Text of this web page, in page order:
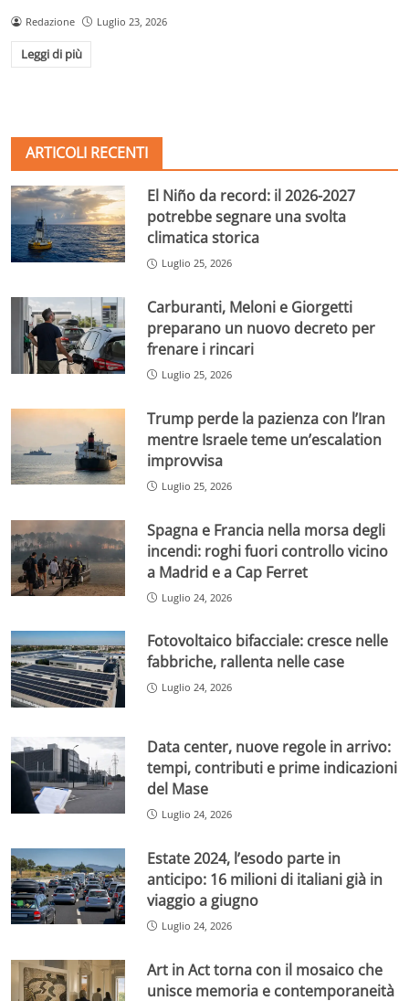
Redazione Luglio 23, 2026
Leggi di più
ARTICOLI RECENTI
El Niño da record: il 2026-2027
potrebbe segnare una svolta
climatica storica
Luglio 25, 2026
Carburanti, Meloni e Giorgetti
preparano un nuovo decreto per
frenare i rincari
Luglio 25, 2026
Trump perde la pazienza con l’Iran
mentre Israele teme un’escalation
improvvisa
Luglio 25, 2026
Spagna e Francia nella morsa degli
incendi: roghi fuori controllo vicino
a Madrid e a Cap Ferret
Luglio 24, 2026
Fotovoltaico bifacciale: cresce nelle
fabbriche, rallenta nelle case
Luglio 24, 2026
Data center, nuove regole in arrivo:
tempi, contributi e prime indicazioni
del Mase
Luglio 24, 2026
Estate 2024, l’esodo parte in
anticipo: 16 milioni di italiani già in
viaggio a giugno
Luglio 24, 2026
Art in Act torna con il mosaico che
unisce memoria e contemporaneità